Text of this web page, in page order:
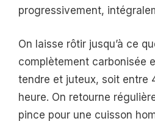
progressivement,
On laisse rôtir jusqu’à ce
complètement carbonisée
tendre et juteux, soit entre
heure. On retourne
pince pour une cuisson